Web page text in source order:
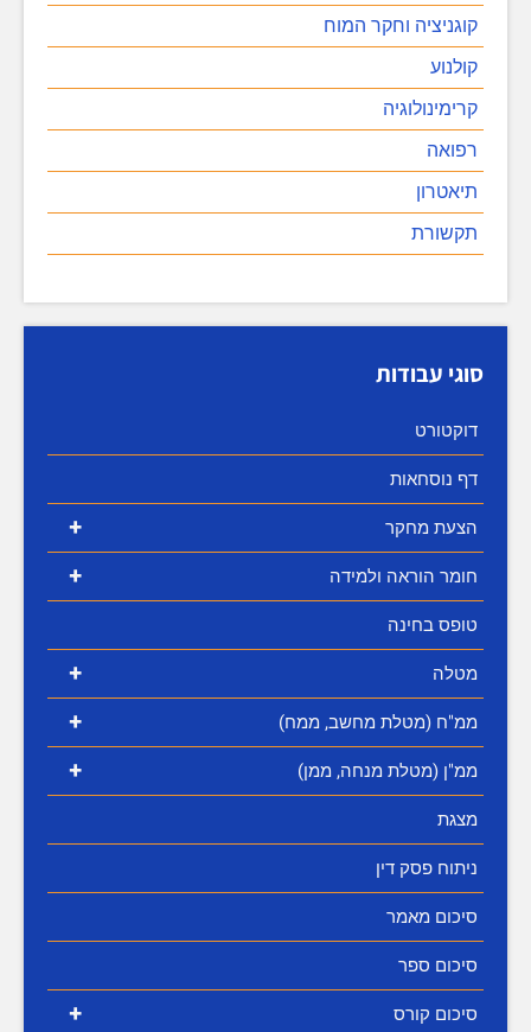
קוגניציה וחקר המוח
קולנוע
קרימינולוגיה
רפואה
תיאטרון
תקשורת
סוגי עבודות
דוקטורט
דף נוסחאות
+ הצעת מחקר
+
חומר הוראה ולמידה
טופס בחינה
+ מטלה
+ ממ"ח (מטלת מחשב, ממח)
+
ממ"ן (מטלת מנחה, ממן)
מצגת
ניתוח פסק דין
סיכום מאמר
סיכום ספר
+
סיכום קורס